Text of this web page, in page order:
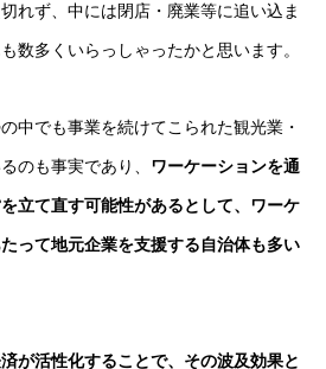
れず、中には閉店・廃業等に追い込ま
数多くいらっしゃったかと思います。
中でも事業を続けてこられた観光業・
のも事実であり、 ワーケーションを通
立て直す可能性があるとして、ワーケ
って地元企業を支援する自治体も多い
が活性化することで、その波及効果と